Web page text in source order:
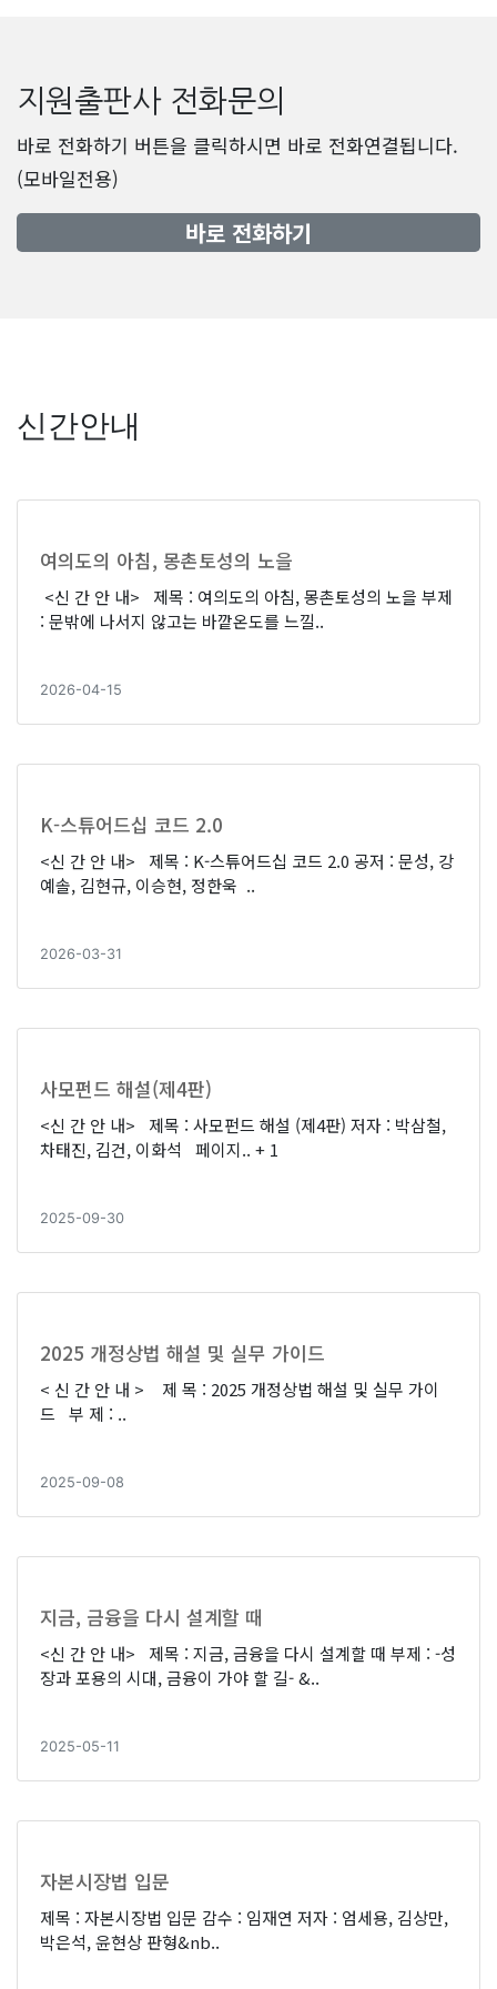
지원출판사 전화문의
바로 전화하기 버튼을 클릭하시면 바로 전화연결됩니다.
(모바일전용)
바로 전화하기
신간안내
여의도의 아침, 몽촌토성의 노을
<신 간 안 내> 제목 : 여의도의 아침, 몽촌토성의 노을 부제
: 문밖에 나서지 않고는 바깥온도를 느낄..
2026-04-15
K-스튜어드십 코드 2.0
<신 간 안 내> 제목 : K-스튜어드십 코드 2.0 공저 : 문성, 강
예솔, 김현규, 이승현, 정한욱 ..
2026-03-31
사모펀드 해설(제4판)
<신 간 안 내> 제목 : 사모펀드 해설 (제4판) 저자 : 박삼철,
차태진, 김건, 이화석 페이지.. + 1
2025-09-30
2025 개정상법 해설 및 실무 가이드
< 신 간 안 내 > 제 목 : 2025 개정상법 해설 및 실무 가이
드 부 제 : ..
2025-09-08
지금, 금융을 다시 설계할 때
<신 간 안 내> 제목 : 지금, 금융을 다시 설계할 때 부제 : -성
장과 포용의 시대, 금융이 가야 할 길- &..
2025-05-11
자본시장법 입문
제목 : 자본시장법 입문 감수 : 임재연 저자 : 엄세용, 김상만,
박은석, 윤현상 판형&nb..